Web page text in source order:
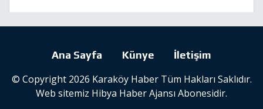
Ana Sayfa Künye İletişim
© Copyright 2026 Karaköy Haber Tüm Hakları Saklıdır.
Web sitemiz Hibya Haber Ajansı Abonesidir.